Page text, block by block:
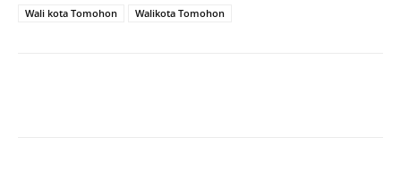
Wali kota Tomohon
Walikota Tomohon